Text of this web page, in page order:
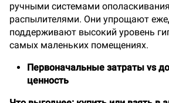
ручными системами
распылителями. Они упрощают
поддерживают высокий уровень
самых маленьких помещениях.
Первоначальные затраты vs
ценность